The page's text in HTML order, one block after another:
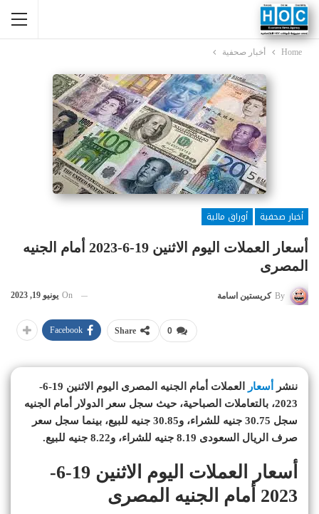
Home أخبار صحفية
أخبار صحفية
أوراق مالية
أسعار العملات اليوم الاثنين 19-6-2023 أمام الجنيه
المصرى
By كريستين اسامة On يونيو 19, 2023
0
Share
Facebook
ننشر أسعار
العملات أمام الجنيه المصرى اليوم الاثنين 19-6-
2023، بالتعاملات الصباحية، حيث سجل سعر الدولار أمام الجنيه
سجل 30.75 جنيه للشراء، و30.85 جنيه للبيع، بينما سجل سعر
صرف الريال السعودى 8.19 جنيه للشراء، و8.22 جنيه للبيع.
أسعار العملات اليوم الاثنين 19-6-
2023 أمام الجنيه المصرى